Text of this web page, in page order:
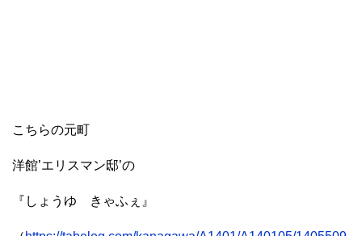
こちらの元町
洋館’エリスマン邸’の
『しょうゆ きゃふぇ』